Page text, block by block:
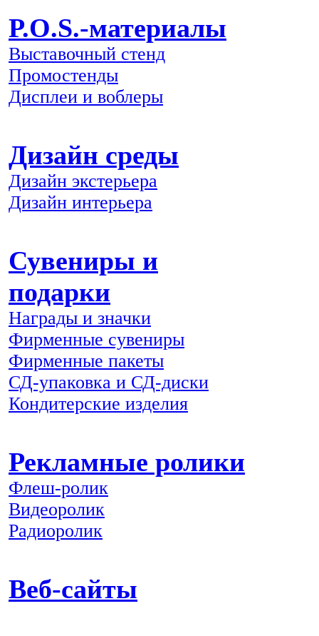
P.O.S.-материалы
Выставочный стенд
Промостенды
Дисплеи и воблеры
Дизайн среды
Дизайн экстерьера
Дизайн интерьера
Сувениры и
подарки
Награды и значки
Фирменные сувениры
Фирменные пакеты
СД-упаковка и СД-диски
Кондитерские изделия
Рекламные ролики
Флеш-ролик
Видеоролик
Радиоролик
Веб-сайты